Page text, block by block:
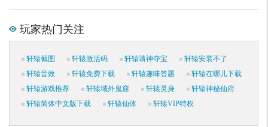
玩家热门关注
轩辕截图 轩辕激活码 轩辕请神夺宝
轩辕安装不了
轩辕音效
轩辕免费下载 轩辕趣味答题
轩辕在哪儿下载
轩辕游戏推荐
轩辕域外鬼窟 轩辕灵身
轩辕神秘仙府
轩辕简体中文版下载
轩辕仙体 轩辕VIP特权